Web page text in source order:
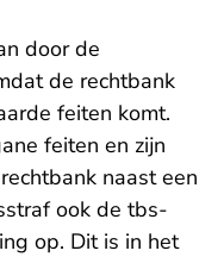
door de
de rechtbank
feiten komt.
feiten en zijn
naast een
ook de tbs-
op. Dit is in het